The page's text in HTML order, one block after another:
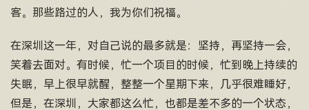
客。那些路过的人，我为你们祝福。
在深圳这一年，对自己说的最多就是：坚持，再坚持一会，
笑着去面对。有时候，忙一个项目的时候，忙到晚上持续的
失眠，早上很早就醒，整整一个星期下来，几乎很难睡好，
但是，在深圳，大家都这么忙，也都是差不多的一个状态，